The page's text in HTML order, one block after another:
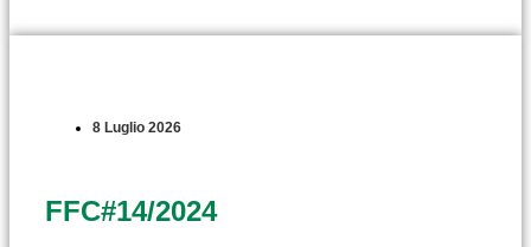
8 Luglio 2026
FFC#14/2024